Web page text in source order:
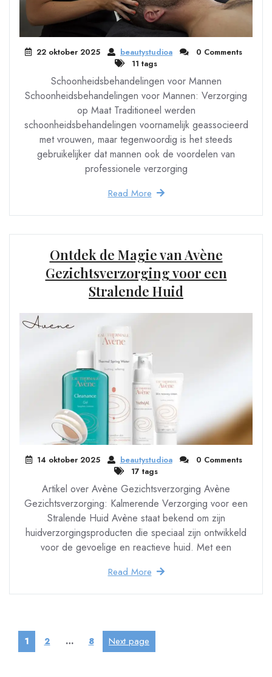
22 oktober 2025 beautystudioa
0 Comments
11 tags
Schoonheidsbehandelingen voor Mannen
Schoonheidsbehandelingen voor Mannen: Verzorging
op Maat Traditioneel werden
schoonheidsbehandelingen voornamelijk geassocieerd
met vrouwen, maar tegenwoordig is het steeds
gebruikelijker dat mannen ook de voordelen van
professionele verzorging
Read More
Ontdek de Magie van Avène
Gezichtsverzorging voor een
Stralende Huid
14 oktober 2025 beautystudioa
0 Comments
17 tags
Artikel over Avène Gezichtsverzorging Avène
Gezichtsverzorging: Kalmerende Verzorging voor een
Stralende Huid Avène staat bekend om zijn
huidverzorgingsproducten die speciaal zijn ontwikkeld
voor de gevoelige en reactieve huid. Met een
Read More
Berichten
paginering
Page
1 2 … Page
8 Next page